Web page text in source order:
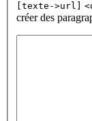
[texte->url]
créer des